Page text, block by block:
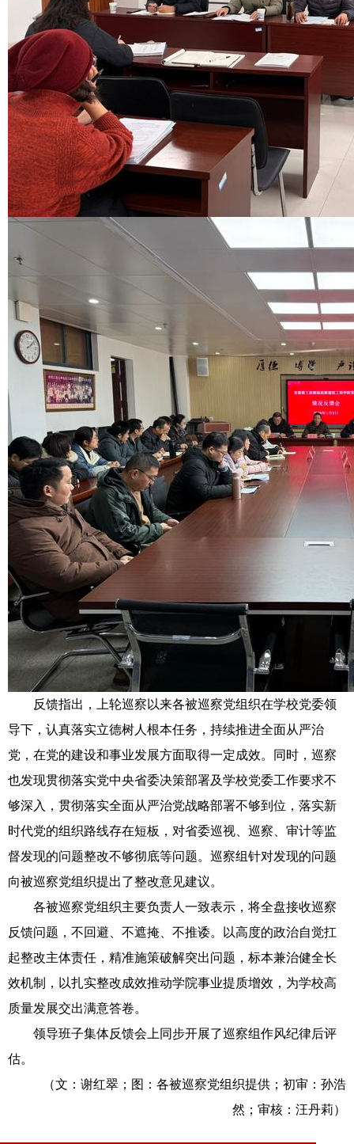
反馈指出，上轮巡察以来各被巡察党组织在学校党委领
导下，认真落实立德树人根本任务，持续推进全面从严治
党，在党的建设和事业发展方面取得一定成效。同时，巡察
也发现贯彻落实党中央省委决策部署及学校党委工作要求不
够深入，贯彻落实全面从严治党战略部署不够到位，落实新
时代党的组织路线存在短板，对省委巡视、巡察、审计等监
督发现的问题整改不够彻底等问题。巡察组针对发现的问题
向被巡察党组织提出了整改意见建议。
各被巡察党组织主要负责人一致表示，将全盘接收巡察
反馈问题，不回避、不遮掩、不推诿。以高度的政治自觉扛
起整改主体责任，精准施策破解突出问题，标本兼治健全长
效机制，以扎实整改成效推动学院事业提质增效，为学校高
质量发展交出满意答卷。
领导班子集体反馈会上同步开展了巡察组作风纪律后评
估。
（文：谢红翠；图：各被巡察党组织提供；初审：孙浩
然；审核：汪丹莉）